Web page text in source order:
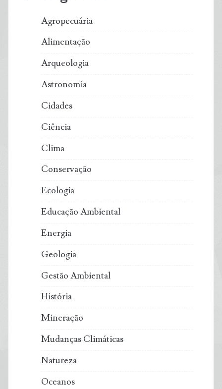
Agropecuária
Alimentação
Arqueologia
Astronomia
Cidades
Ciência
Clima
Conservação
Ecologia
Educação Ambiental
Energia
Geologia
Gestão Ambiental
História
Mineração
Mudanças Climáticas
Natureza
Oceanos